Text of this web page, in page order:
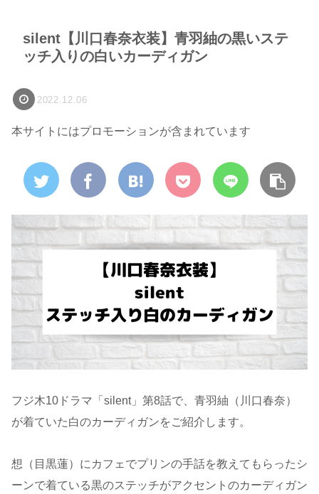
silent【川口春奈衣装】青羽紬の黒いステ
ッチ入りの白いカーディガン
2022.12.06
本サイトにはプロモーションが含まれています
フジ木10ドラマ「silent」第8話で、青羽紬（川口春奈）
が着ていた白のカーディガンをご紹介します。
想（目黒蓮）にカフェでプリンの手話を教えてもらったシ
ーンで着ている黒のステッチがアクセントのカーディガン